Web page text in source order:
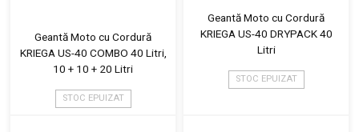
Geantă Moto cu Cordură
KRIEGA US-40 COMBO 40 Litri,
10 + 10 + 20 Litri
STOC EPUIZAT
Geantă Moto cu Cordură
KRIEGA US-40 DRYPACK 40
Litri
STOC EPUIZAT